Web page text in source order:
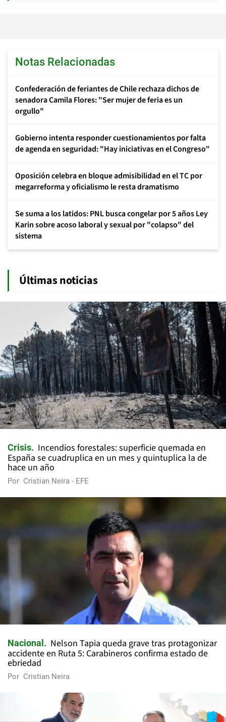
Notas Relacionadas
Confederación de feriantes de Chile rechaza dichos de
senadora Camila Flores: "Ser mujer de feria es un
orgullo"
Gobierno intenta responder cuestionamientos por falta
de agenda en seguridad: "Hay iniciativas en el Congreso"
Oposición celebra en bloque admisibilidad en el TC por
megarreforma y oficialismo le resta dramatismo
Se suma a los latidos: PNL busca congelar por 5 años Ley
Karin sobre acoso laboral y sexual por "colapso" del
sistema
Últimas noticias
Crisis
Incendios forestales: superficie quemada en
España se cuadruplica en un mes y quintuplica la de
hace un año
Por Cristian Neira - EFE
Nacional
Nelson Tapia queda grave tras protagonizar
accidente en Ruta 5: Carabineros confirma estado de
ebriedad
Por Cristian Neira